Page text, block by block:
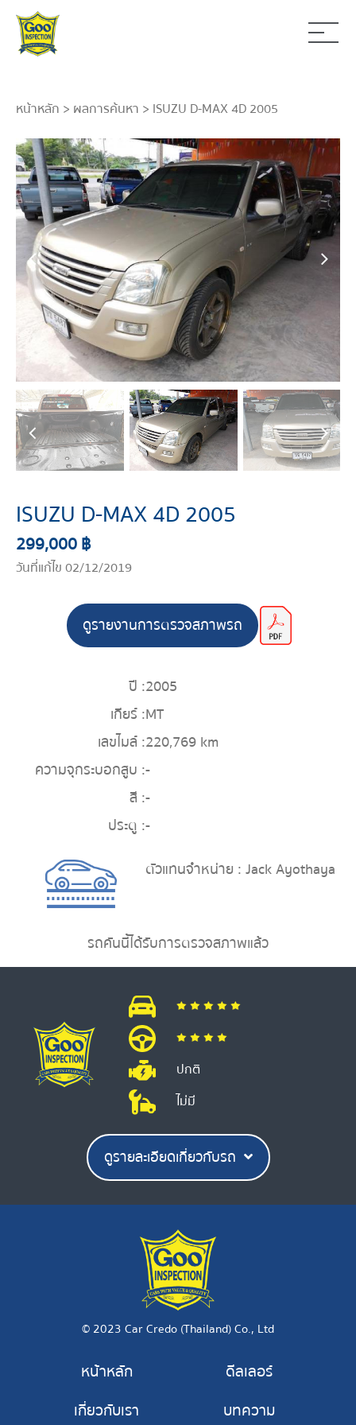
หน้าหลัก > ผลการค้นหา > ISUZU D-MAX 4D 2005
ISUZU D-MAX 4D 2005
299,000 ฿
วันที่แก้ไข 02/12/2019
ดูรายงานการตรวจสภาพรถ
ปี :2005
เกียร์ :MT
เลขไมล์ :220,769 km
ความจุกระบอกสูบ :-
สี :-
ประตู :-
ตัวแทนจำหน่าย : Jack Ayothaya
รถคันนี้ได้รับการตรวจสภาพแล้ว
ปกติ
ไม่มี
ดูรายละเอียดเกี่ยวกับรถ
© 2023 Car Credo (Thailand) Co., Ltd
หน้าหลัก
เกี่ยวกับเรา
ดีลเลอร์
บทความ